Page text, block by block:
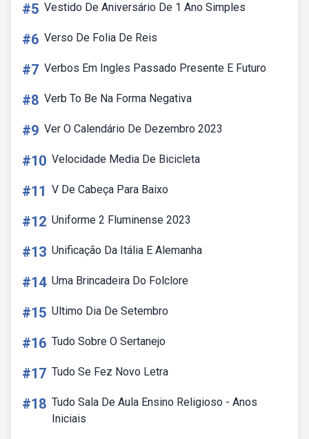
#5 Vestido De Aniversário De 1 Ano Simples
#6 Verso De Folia De Reis
#7 Verbos Em Ingles Passado Presente E Futuro
#8 Verb To Be Na Forma Negativa
#9 Ver O Calendário De Dezembro 2023
#10 Velocidade Media De Bicicleta
#11 V De Cabeça Para Baixo
#12 Uniforme 2 Fluminense 2023
#13 Unificação Da Itália E Alemanha
#14 Uma Brincadeira Do Folclore
#15 Ultimo Dia De Setembro
#16 Tudo Sobre O Sertanejo
#17 Tudo Se Fez Novo Letra
#18 Tudo Sala De Aula Ensino Religioso - Anos
Iniciais